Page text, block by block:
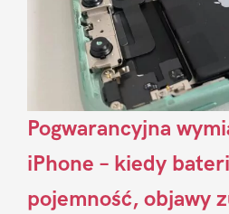
Pogwarancyjna
iPhone – kiedy
pojemność, objawy